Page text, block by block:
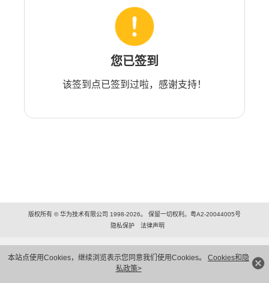
本站点使用Cookies，继续浏览表示您同意我们使用Cookies。 Cookies和隐
私政策>
您已签到
该签到点已签到过啦，感谢支持！
版权所有 © 华为技术有限公司 1998-2026。 保留一切权利。粤A2-20044005号
隐私保护
法律声明